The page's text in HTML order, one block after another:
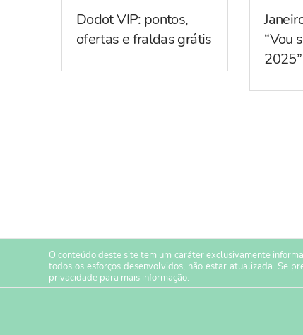
Dodot VIP: pontos,
ofertas e fraldas grátis
“Vou
2025”
O conteúdo deste site tem um caráter exclusivamente
todos os esforços desenvolvidos, não estar atualizada. Se
privacidade para mais informação.